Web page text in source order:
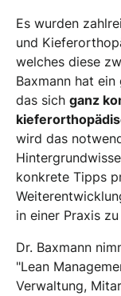
Es wurden
und
welches diese
Baxmann hat
das sich ganz
wird das
konkrete Tipps
in einer Praxis
Dr. Baxmann
"Lean
Verwaltung,